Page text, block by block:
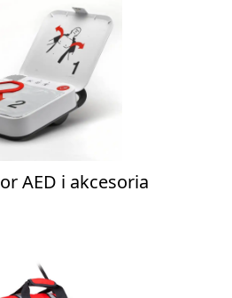
AED i akcesoria